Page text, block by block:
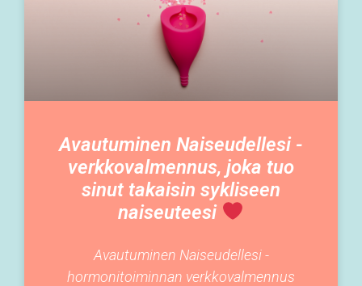
Avautuminen Naiseudellesi -
verkkovalmennus, joka tuo
sinut takaisin sykliseen
naiseuteesi
Avautuminen Naiseudellesi -
hormonitoiminnan verkkovalmennus